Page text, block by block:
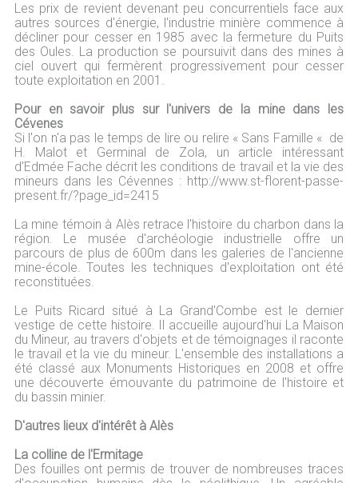
Les prix de revient devenant peu concurrentiels face aux
autres sources d'énergie, l'industrie minière commence à
décliner pour cesser en 1985 avec la fermeture du Puits
des Oules. La production se poursuivit dans des mines à
ciel ouvert qui fermèrent progressivement pour cesser
toute exploitation en 2001.
Pour en savoir plus sur l'univers de la mine dans les
Cévenes
Si l'on n'a pas le temps de lire ou relire « Sans Famille « de
H. Malot et Germinal de Zola, un article intéressant
d'Edmée Fache décrit les conditions de travail et la vie des
mineurs dans les Cévennes : http://www.st-florent-passe-
present.fr/?page_id=2415
La mine témoin à Alès retrace l'histoire du charbon dans la
région. Le musée d'archéologie industrielle offre un
parcours de plus de 600m dans les galeries de l'ancienne
mine-école. Toutes les techniques d'exploitation ont été
reconstituées.
Le Puits Ricard situé à La Grand'Combe est le dernier
vestige de cette histoire. Il accueille aujourd'hui La Maison
du Mineur, au travers d'objets et de témoignages il raconte
le travail et la vie du mineur. L'ensemble des installations a
été classé aux Monuments Historiques en 2008 et offre
une découverte émouvante du patrimoine de l'histoire et
du bassin minier.
D'autres lieux d'intérêt à Alès
La colline de l'Ermitage
Des fouilles ont permis de trouver de nombreuses traces